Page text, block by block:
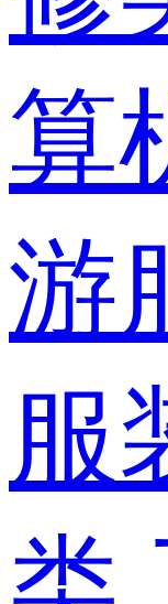
算
游
服